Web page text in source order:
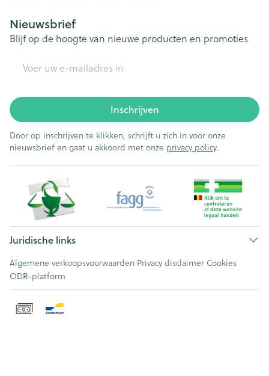
Nieuwsbrief
Blijf op de hoogte van nieuwe producten en promoties
Inschrijven
Door op inschrijven te klikken, schrijft u zich in voor onze
nieuwsbrief en gaat u akkoord met onze privacy policy.
Juridische links
Algemene verkoopsvoorwaarden Privacy disclaimer Cookies
ODR-platform